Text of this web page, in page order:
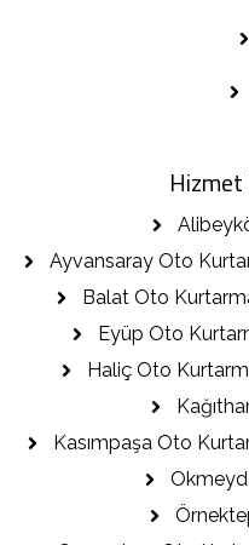
Ayvansaray Oto
Balat Oto
Eyüp Oto
Haliç Oto
Kasımpaşa Oto